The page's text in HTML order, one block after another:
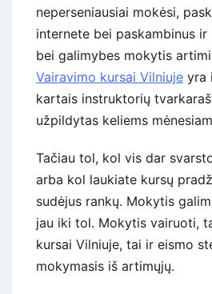
neperseniausiai mokėsi,
internete bei paskambinus ir
bei galimybes mokytis
Vairavimo kursai Vilniuje yra
kartais instruktorių
užpildytas keliems
Tačiau tol, kol vis dar
arba kol laukiate kursų
sudėjus rankų. Mokytis
jau iki tol. Mokytis vairuoti,
kursai Vilniuje, tai ir eismo
mokymasis iš artimųjų.